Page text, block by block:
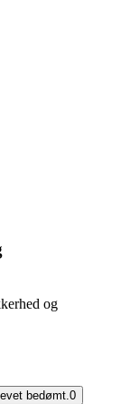
og
bedømt.0